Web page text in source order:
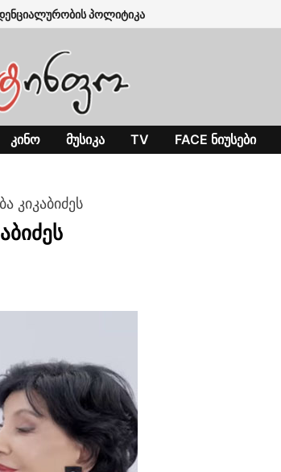
პოლიტიკა
ᲙᲘᲜᲝ ᲛᲣᲡᲘᲙᲐ TV FACE ᲜᲘᲣᲡᲔᲑᲘ
კიკაბიძეს